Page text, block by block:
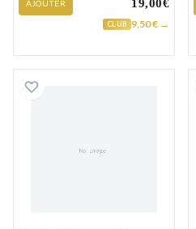
AJOUTER
CLUB 9,50 € →
Boucles d'oreilles